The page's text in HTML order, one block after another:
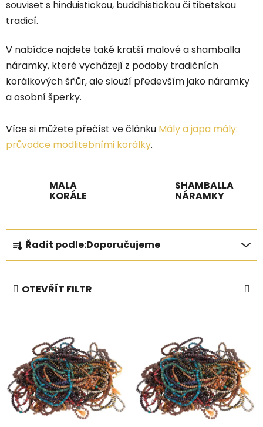
souviset s hinduistickou, buddhistickou či tibetskou
tradicí.
V nabídce najdete také kratší malové a shamballa
náramky, které vycházejí z podoby tradičních
korálkových šňůr, ale slouží především jako náramky
a osobní šperky.
Více si můžete přečíst ve článku Mály a japa mály:
průvodce modlitebními korálky.
MALA
KORÁLE
SHAMBALLA
NÁRAMKY
Ř
a
z
e
n
d
u
k
Řadit podle:Doporučujeme
OTEVŘÍT FILTR
s
p